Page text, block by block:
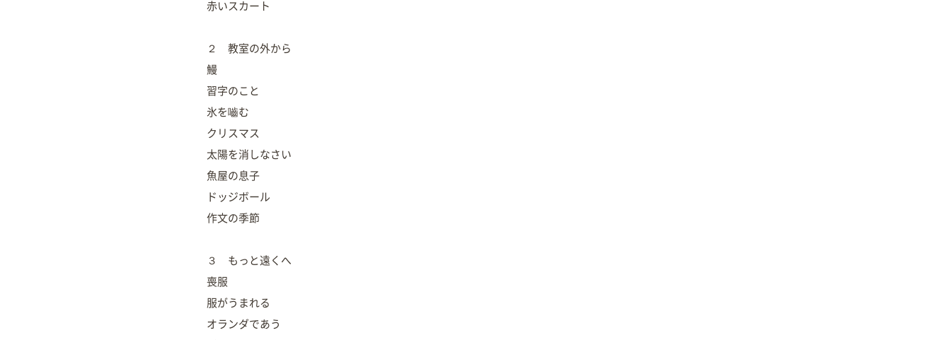
赤いスカート
２ 教室の外から
鰻
習字のこと
氷を嚙む
クリスマス
太陽を消しなさい
魚屋の息子
ドッジボール
作文の季節
３ もっと遠くへ
喪服
服がうまれる
オランダであう